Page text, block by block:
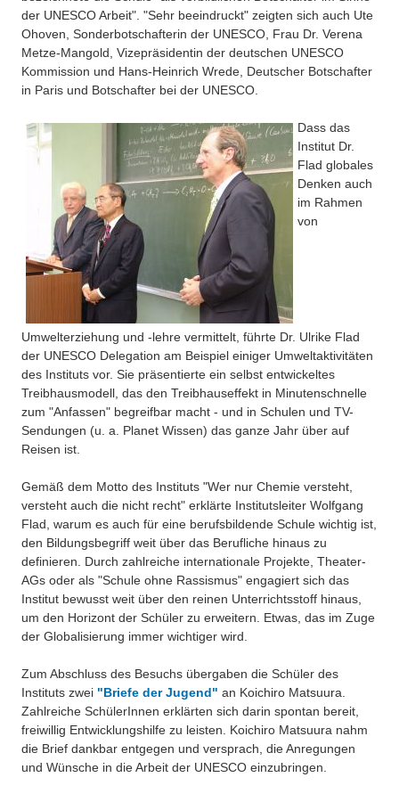
der UNESCO Arbeit". "Sehr beeindruckt" zeigten sich auch Ute
Ohoven, Sonderbotschafterin der UNESCO, Frau Dr. Verena
Metze-Mangold, Vizepräsidentin der deutschen UNESCO
Kommission und Hans-Heinrich Wrede, Deutscher Botschafter
in Paris und Botschafter bei der UNESCO.
Dass das
Institut Dr.
Flad globales
Denken auch
im Rahmen
von
Umwelterziehung und -lehre vermittelt, führte Dr. Ulrike Flad
der UNESCO Delegation am Beispiel einiger Umweltaktivitäten
des Instituts vor. Sie präsentierte ein selbst entwickeltes
Treibhausmodell, das den Treibhauseffekt in Minutenschnelle
zum "Anfassen" begreifbar macht - und in Schulen und TV-
Sendungen (u. a. Planet Wissen) das ganze Jahr über auf
Reisen ist.
Gemäß dem Motto des Instituts "Wer nur Chemie versteht,
versteht auch die nicht recht" erklärte Institutsleiter Wolfgang
Flad, warum es auch für eine berufsbildende Schule wichtig ist,
den Bildungsbegriff weit über das Berufliche hinaus zu
definieren. Durch zahlreiche internationale Projekte, Theater-
AGs oder als "Schule ohne Rassismus" engagiert sich das
Institut bewusst weit über den reinen Unterrichtsstoff hinaus,
um den Horizont der Schüler zu erweitern. Etwas, das im Zuge
der Globalisierung immer wichtiger wird.
Zum Abschluss des Besuchs übergaben die Schüler des
Instituts zwei "Briefe der Jugend" an Koichiro Matsuura.
Zahlreiche SchülerInnen erklärten sich darin spontan bereit,
freiwillig Entwicklungshilfe zu leisten. Koichiro Matsuura nahm
die Brief dankbar entgegen und versprach, die Anregungen
und Wünsche in die Arbeit der UNESCO einzubringen.